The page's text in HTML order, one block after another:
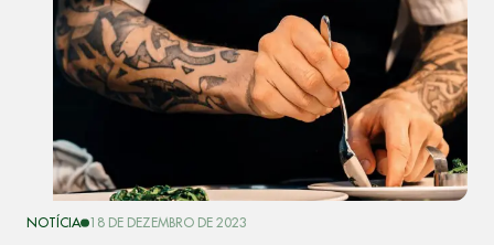
NOTÍCIA 18 DE DEZEMBRO DE 2023